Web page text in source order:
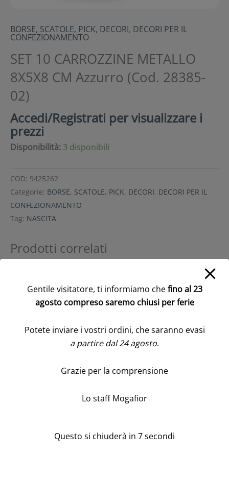
BORSE, SCATOLE, PICK, DECORI, DECORI PER IL
CONFEZIONAMENTO
SET 10 CARROZZINE METALLO
8X5X8 CM Azzurro (Cod. 28385-
02)
Accedi/Registrati per visualizzare i
prezzi
Disponibilità: 3 disponibili
COD: 9425262
Categorie: BORSE, SCATOLE, PICK, DECORI, DECORI PER IL
CONFEZIONAMENTO
Tag: NASCITA
Prodotti correlati
CICOGNA 7,5X11,5 CM
visualizzare i prezzi
METALLO 8X5X8 CM rosa
PROMO!
APPENDERE CM8 rosa
(Cod. 31815-02)
APPENDERE CM8 blu
Gentile visitatore, ti informiamo chefino al 23
agosto compreso saremo chiusi per ferie
Potete inviare i vostri ordini, che saranno evasi
a partire dal 24 agosto.
Grazie per la comprensione
Lo staff Mogafior
Questo si chiuderà in 7secondi